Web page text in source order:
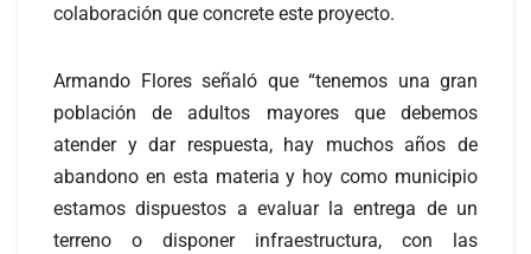
colaboración que concrete este proyecto.
Armando Flores señaló que “tenemos una gran
población de adultos mayores que debemos
atender y dar respuesta, hay muchos años de
abandono en esta materia y hoy como municipio
estamos dispuestos a evaluar la entrega de un
terreno o disponer infraestructura, con las